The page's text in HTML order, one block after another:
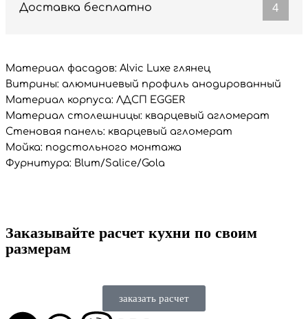
Доставка бесплатно 4
Материал фасадов: Alvic Luxe глянец
Витрины: алюминиевый профиль анодированный
Материал корпуса: ЛДСП EGGER
Материал столешницы: кварцевый агломерат
Стеновая панель: кварцевый агломерат
Мойка: подстольного монтажа
Фурнитура: Blum/Salice/Gola
Заказывайте расчет кухни по своим
размерам
заказать расчет